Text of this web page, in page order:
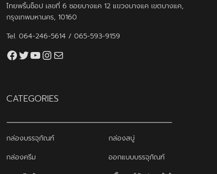
ไทยพริ้นช็อป เลขที่ 6 ซอยบางแค 12 แขวงบางแค เขตบางแค,
กรุงเทพมหานคร, 10160
Tel.064-246-5614 /065-593-9159
Facebook
Twitter
YouTube
Instagram
thaiprintshop.aw@gmail.com
CATEGORIES
กล่องบรรจุภัณฑ์
กล่องสบู่
กล่องครีม
ออกแบบบรรจุภัณฑ์